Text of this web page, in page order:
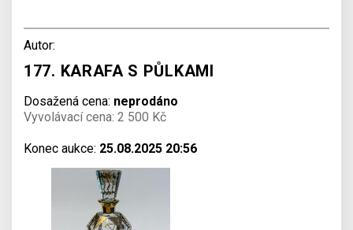
Autor:
177. KARAFA S PŮLKAMI
Dosažená cena: neprodáno
Vyvolávací cena: 2 500 Kč
Konec aukce: 25.08.2025 20:56